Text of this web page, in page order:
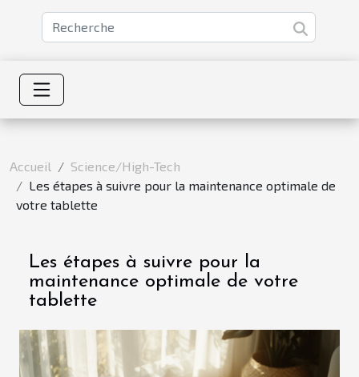
Accueil
Science/High-Tech
Les étapes à suivre pour la maintenance optimale de
votre tablette
Les étapes à suivre pour la
maintenance optimale de votre
tablette